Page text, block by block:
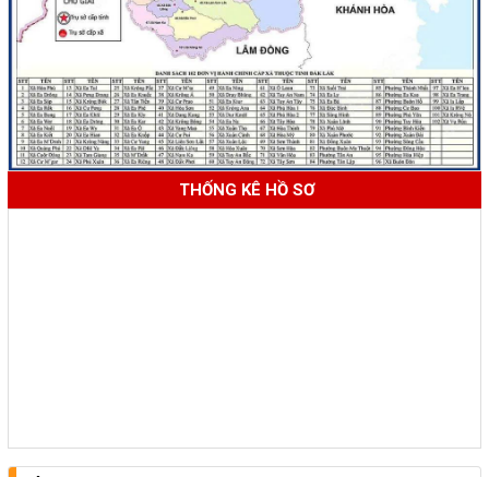
THỐNG KÊ HỒ SƠ